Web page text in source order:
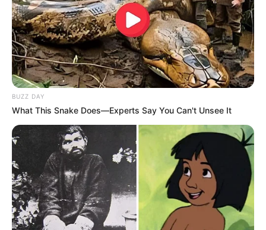
BUZZ DAY
What This Snake Does—Experts Say You Can't Unsee It